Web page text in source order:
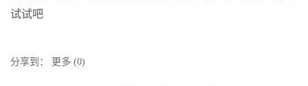
试试吧
分享到： 更多 (0)